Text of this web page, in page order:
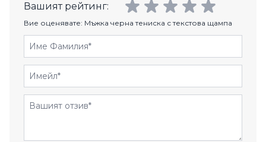
Вашият рейтинг:
Вие оценявате: Мъжка черна тениска с текстова щампа
Име Фамилия
Имейл
Отзиви